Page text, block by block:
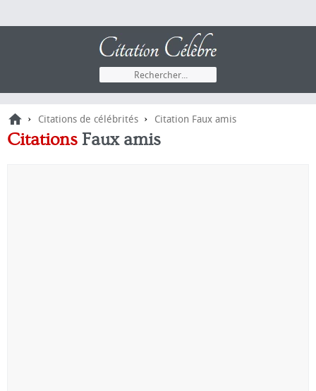
› Citations de célébrités › Citation Faux amis
Citations Faux amis